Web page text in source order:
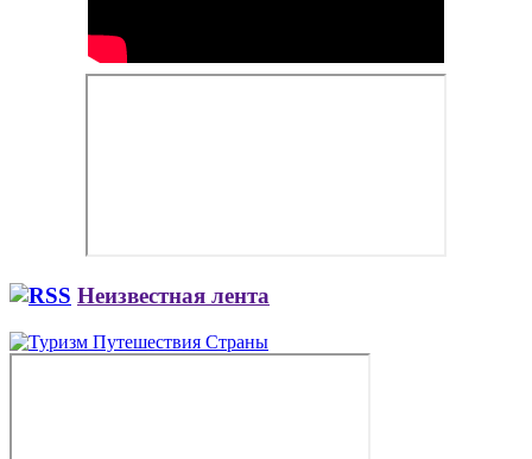
Неизвестная лента